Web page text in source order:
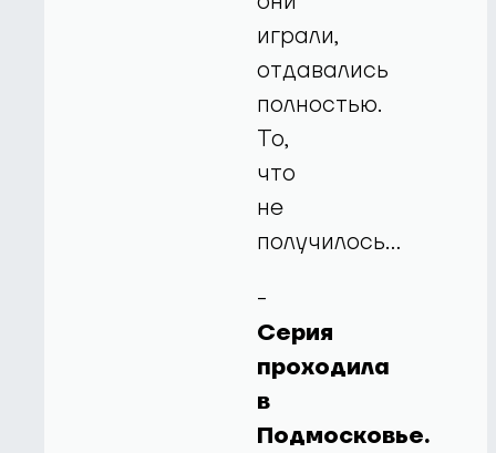
играли,
отдавались
полностью.
То,
что
не
получилось…
-
Серия
проходила
в
Подмосковье.